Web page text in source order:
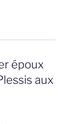
époux
aux